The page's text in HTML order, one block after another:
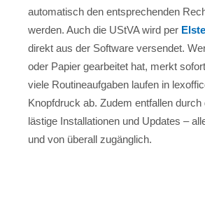
automatisch den entsprechenden
werden. Auch die UStVA wird per
direkt aus der Software versendet.
oder Papier gearbeitet hat, merkt
viele Routineaufgaben laufen in
Knopfdruck ab. Zudem entfallen durch
lästige Installationen und Updates –
und von überall zugänglich.